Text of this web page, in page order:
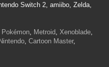
Switch 2, amiibo, Zelda,
Pokémon, Metroid, Xenoblade,
, Cartoon Master,